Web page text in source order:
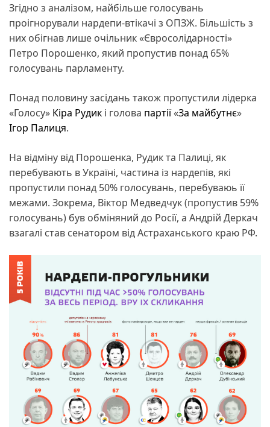
Згідно з аналізом, найбільше голосувань
проігнорували нардепи-втікачі з ОПЗЖ. Більшість з
них обігнав лише очільник «Євросолідарності»
Петро Порошенко, який пропустив понад 65%
голосувань парламенту.
Понад половину засідань також пропустили лідерка
«Голосу» Кіра Рудик і голова партії«За майбутнє»
Ігор Палиця.
На відміну від Порошенка, Рудик та Палиці, як
перебувають в Україні, частина із нардепів, які
пропустили понад 50% голосувань, перебуваюь її
межами. Зокрема, Віктор Медведчук (пропустив 59%
голосувань) був обміняний до Росії, а Андрій Деркач
взагалі став сенатором від Астраханського краю РФ.